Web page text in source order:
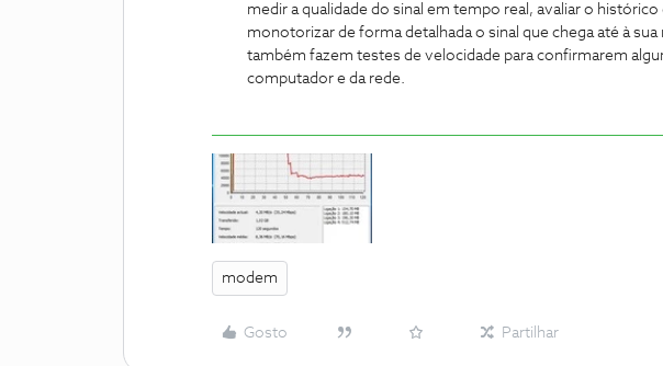
medir a qualidade do sinal em tempo real, avaliar o
monotorizar de forma detalhada o sinal que chega até à
também fazem testes de velocidade para confirmarem
computador e da rede.
modem
Gosto Partilhar